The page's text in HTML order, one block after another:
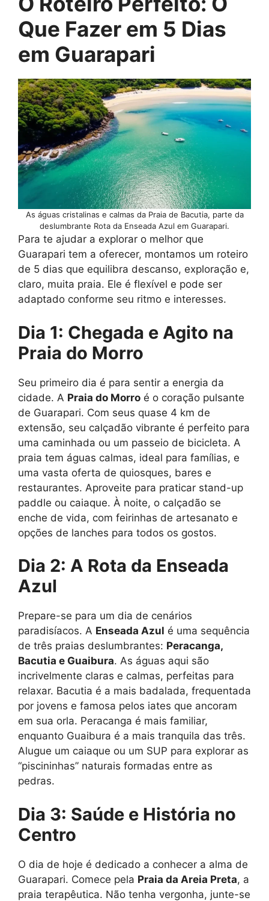
Que Fazer em 5 Dias
em Guarapari
As águas cristalinas e calmas da Praia de Bacutia, parte da
deslumbrante Rota da Enseada Azul em Guarapari.
Para te ajudar a explorar o melhor que
Guarapari tem a oferecer, montamos um roteiro
de 5 dias que equilibra descanso, exploração e,
claro, muita praia. Ele é flexível e pode ser
adaptado conforme seu ritmo e interesses.
Dia 1: Chegada e Agito na
Praia do Morro
Seu primeiro dia é para sentir a energia da
cidade. A Praia do Morro é o coração pulsante
de Guarapari. Com seus quase 4 km de
extensão, seu calçadão vibrante é perfeito para
uma caminhada ou um passeio de bicicleta. A
praia tem águas calmas, ideal para famílias, e
uma vasta oferta de quiosques, bares e
restaurantes. Aproveite para praticar stand-up
paddle ou caiaque. À noite, o calçadão se
enche de vida, com feirinhas de artesanato e
opções de lanches para todos os gostos.
Dia 2: A Rota da Enseada
Azul
Prepare-se para um dia de cenários
paradisíacos. A Enseada Azul é uma sequência
de três praias deslumbrantes: Peracanga,
Bacutia e Guaibura. As águas aqui são
incrivelmente claras e calmas, perfeitas para
relaxar. Bacutia é a mais badalada, frequentada
por jovens e famosa pelos iates que ancoram
em sua orla. Peracanga é mais familiar,
enquanto Guaibura é a mais tranquila das três.
Alugue um caiaque ou um SUP para explorar as
“piscininhas” naturais formadas entre as
pedras.
Dia 3: Saúde e História no
Centro
O dia de hoje é dedicado a conhecer a alma de
Guarapari. Comece pela Praia da Areia Preta, a
praia terapêutica. Não tenha vergonha, junte-se